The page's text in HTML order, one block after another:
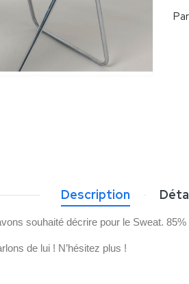
Description
souhaité décrire pour le Sweat.
de lui ! N’hésitez plus !